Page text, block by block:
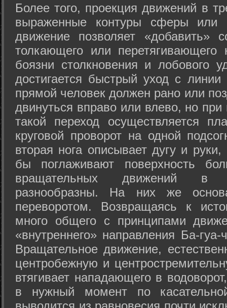
Более того, проекция движений в
выраженные контуры сферы или
движение позволяет «добавить»
толкающего или перетягивающего
боязни столкновения и лобового
достигается быстрый уход с
прямой человек должен рано или
двинуться вправо или влево, но
такой переход осуществляется
круговой проворот на одной
вторая нога описывает дугу и
бы поглаживают поверхность
вращательных движений в
разнообразны. На них же
переворотом. Возвращаясь к
много общего с принципами
«внутреннего» направления Ба-
Вращательное движение,
центробежную и
втягивает нападающего в
в нужный момент по